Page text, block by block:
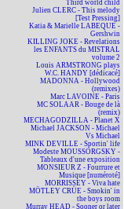
Third world child
Julien CLERC - This melody
[Test Pressing]
Katia & Marielle LABEQUE -
Gershwin
KILLING JOKE - Revelations
les ENFANTS du MISTRAL
volume 2
Louis ARMSTRONG plays
W.C. HANDY [dédicacé]
MADONNA - Hollywood
(remixes)
Marc LAVOINE - Paris
MC SOLAAR - Bouge de là
(remix)
MECHAGODZILLA - Planet X
Michael JACKSON - Michael
Vs Michael
MINK DEVILLE - Sportin' life
Modeste MOUSSORGSKY -
Tableaux d'une exposition
MONSIEUR Z - Fourrure et
Musique [numéroté]
MORRISSEY - Viva hate
MÖTLEY CRÜE - Smokin' in
the boys room
Murray HEAD - Sooner or later